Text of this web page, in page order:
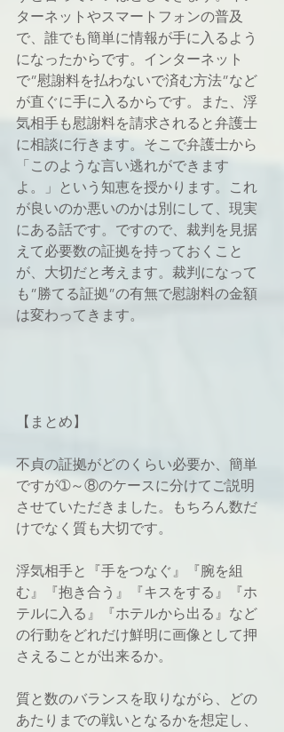
ターネットやスマートフォンの普及
で、誰でも簡単に情報が手に入るよう
になったからです。インターネット
で”慰謝料を払わないで済む方法”など
が直ぐに手に入るからです。また、浮
気相手も慰謝料を請求されると弁護士
に相談に行きます。そこで弁護士から
「このような言い逃れができます
よ。」という知恵を授かります。これ
が良いのか悪いのかは別にして、現実
にある話です。ですので、裁判を見据
えて必要数の証拠を持っておくこと
が、大切だと考えます。裁判になって
も”勝てる証拠”の有無で慰謝料の金額
は変わってきます。
【まとめ】
不貞の証拠がどのくらい必要か、簡単
ですが➀～⑧のケースに分けてご説明
させていただきました。もちろん数だ
けでなく質も大切です。
浮気相手と『手をつなぐ』『腕を組
む』『抱き合う』『キスをする』『ホ
テルに入る』『ホテルから出る』など
の行動をどれだけ鮮明に画像として押
さえることが出来るか。
質と数のバランスを取りながら、どの
あたりまでの戦いとなるかを想定し、